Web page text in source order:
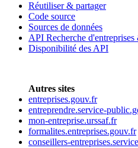
Réutiliser & partager
Code source
Sources de données
API Recherche
Disponibilité des API
Autres sites
entreprises.gouv.fr
entreprendre.service-
mon-entreprise.urssaf.fr
formalites.entreprises.gouv.fr
conseillers-